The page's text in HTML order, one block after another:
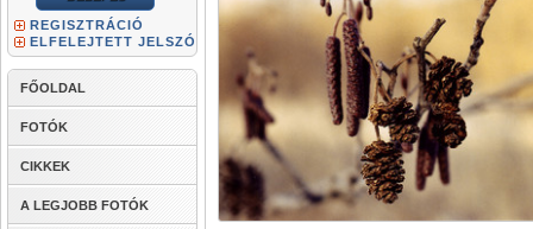
REGISZTRÁCIÓ
ELFELEJTETT JELSZÓ
FŐOLDAL
FOTÓK
CIKKEK
A LEGJOBB FOTÓK